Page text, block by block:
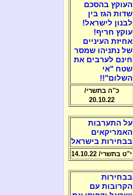
העוקץ בהסכם
שדות הגז בין
לבנון לישראל!
עוקץ חריף!
אחיזת העיניים
של נתניהו שמסר
חינם לערבים את
שטח "אי
השלום"!!
כ"ה בתשרי/
20.10.22
על התערבות
האמריקאים
בבחירות בישראל
י"ט בתשרי/ 14.10.22
בבחירות
הקרובות עם